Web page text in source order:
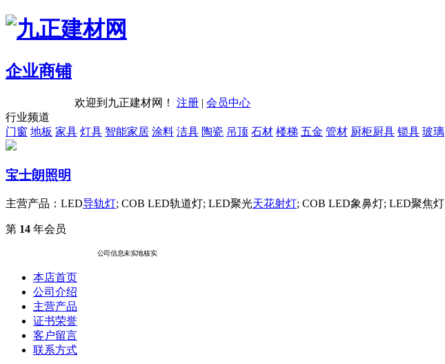
企业商铺
欢迎到九正建材网！ 注册 | 会员中心
行业频道
门窗 地板 家具 灯具 智能家居 涂料 洁具 陶瓷 吊顶 石材 楼梯 五金 管材 厨柜厨具 锁具 玻璃
宝士朗照明
主营产品：LED导轨灯; COB LED轨道灯; LED聚光天花射灯; COB LED象鼻灯; LED聚焦灯
第 14 年会员
公司信息未实地核实
本店首页
公司介绍
主营产品
证书荣誉
客户留言
联系方式